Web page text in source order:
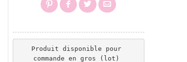
Produit disponible pour
commande en gros (lot)